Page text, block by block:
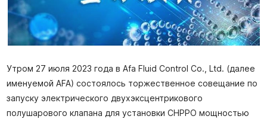
Утром 27 июля 2023 года в Afa Fluid Control Co., Ltd. (далее
именуемой AFA) состоялось торжественное совещание по
запуску электрического двухэксцентрикового
полушарового клапана для установки CHPPO мощностью